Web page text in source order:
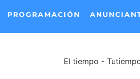
PROGRAMACIÓN
El tiempo -